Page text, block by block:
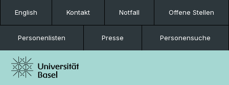
English Kontakt Notfall Offene Stellen
Personenlisten Presse Personensuche